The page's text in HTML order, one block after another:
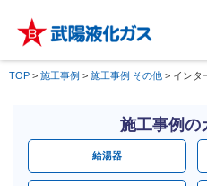
TOP > 施工事例 > 施工事例 その他 > インタ
施工事例の
給湯器